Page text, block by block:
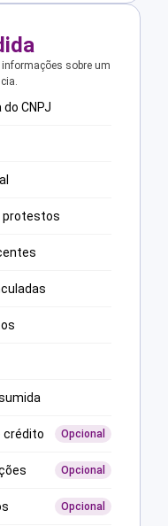
sobre um
CNPJ
protestos
crédito Opcional
Opcional
Opcional